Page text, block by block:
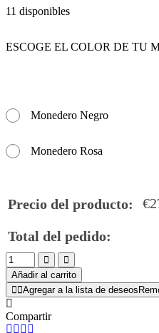
11 disponibles
ESCOGE EL COLOR DE TU
Monedero Negro
Monedero Rosa
Precio del producto: €
Total del pedido:
Añadir al carrito
Agregar a la lista de deseos
Compartir